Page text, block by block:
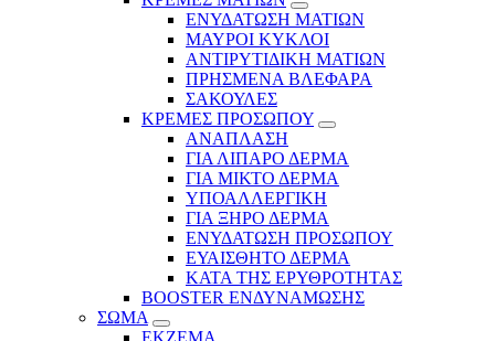
ΕΝΥΔΑΤΩΣΗ ΜΑΤΙΩΝ
ΜΑΥΡΟΙ ΚΥΚΛΟΙ
ΑΝΤΙΡΥΤΙΔΙΚΗ ΜΑΤΙΩΝ
ΠΡΗΣΜΕΝΑ ΒΛΕΦΑΡΑ
ΣΑΚΟΥΛΕΣ
ΚΡΕΜΕΣ ΠΡΟΣΩΠΟΥ
ΑΝΑΠΛΑΣΗ
ΓΙΑ ΛΙΠΑΡΟ ΔΕΡΜΑ
ΓΙΑ ΜΙΚΤΟ ΔΕΡΜΑ
ΥΠΟΑΛΛΕΡΓΙΚΗ
ΓΙΑ ΞΗΡΟ ΔΕΡΜΑ
ΕΝΥΔΑΤΩΣΗ ΠΡΟΣΩΠΟΥ
ΕΥΑΙΣΘΗΤΟ ΔΕΡΜΑ
ΚΑΤΑ ΤΗΣ ΕΡΥΘΡΟΤΗΤΑΣ
BOOSTER ΕΝΔΥΝΑΜΩΣΗΣ
ΣΩΜΑ
ΕΚΖΕΜΑ